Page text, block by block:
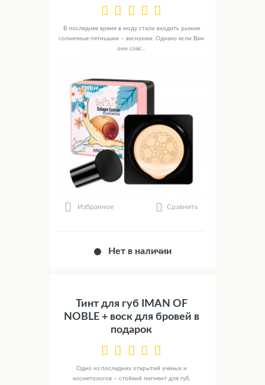
В последнее время в моду стали входить рыжие
солнечные пятнышки – веснушки. Однако если Вам
они совс...
Избранное Сравнить
Нет в наличии
Тинт для губ IMAN OF
NOBLE + воск для бровей в
подарок
Одно из последних открытий учёных и
косметологов – стойкий пигмент для губ,